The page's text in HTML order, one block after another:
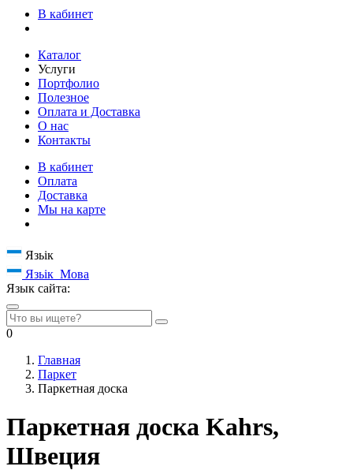
В кабинет
Каталог
Услуги
Портфолио
Полезное
Оплата и Доставка
О нас
Контакты
В кабинет
Оплата
Доставка
Мы на карте
Язьік
Язьік Мова
Язык сайта:
0
Главная
Паркет
Паркетная доска
Паркетная доска Kahrs,
Швеция